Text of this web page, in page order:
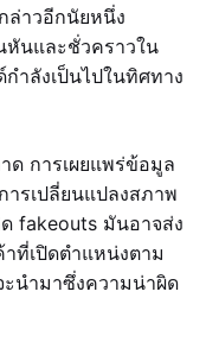
ล่าวอีกนัยหนึ่ง
หันและชั่วคราวใน
ำลังเป็นไปในทิศทาง
ด การเผยแพร่ข้อมูล
รเปลี่ยนแปลงสภาพ
fakeouts มันอาจส่ง
ที่เปิดตำแหน่งตาม
นำมาซึ่งความน่าผิด